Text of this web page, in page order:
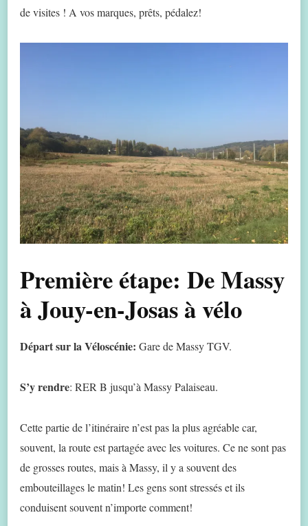
de visites ! A vos marques, prêts, pédalez!
Première étape: De Massy
à Jouy-en-Josas à vélo
Départ sur la Véloscénie: Gare de Massy TGV.
S’y rendre: RER B jusqu’à Massy Palaiseau.
Cette partie de l’itinéraire n’est pas la plus agréable car,
souvent, la route est partagée avec les voitures. Ce ne sont pas
de grosses routes, mais à Massy, il y a souvent des
embouteillages le matin! Les gens sont stressés et ils
conduisent souvent n’importe comment!